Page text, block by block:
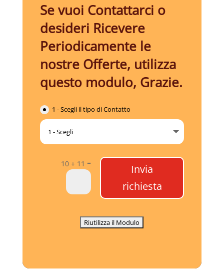
Se vuoi Contattarci o
desideri Ricevere
Periodicamente le
nostre Offerte, utilizza
questo modulo, Grazie.
1 - Scegli il tipo di Contatto
10 + 11 =
Invia
richiesta